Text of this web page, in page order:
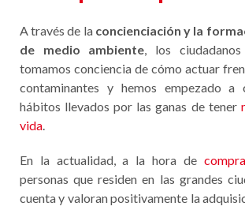
A través de la concienciación y la
de medio ambiente , los
tomamos conciencia de cómo actuar
contaminantes y hemos empezado a
hábitos llevados por las ganas de tener
vida
En la actualidad, a la hora de
personas que residen en las grandes
cuenta y valoran positivamente la